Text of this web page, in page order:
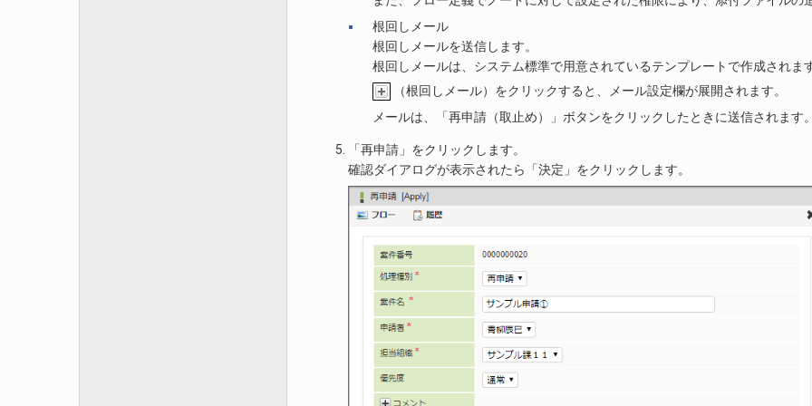
根回しメール
根回しメールを送信します。
根回しメールは、システム標準で用意されているテンプレートで作成されます
（根回しメール）をクリックすると、メール設定欄が展開されます。
メールは、「再申請（取止め）」ボタンをクリックしたときに送信されます。
「再申請」をクリックします。
確認ダイアログが表示されたら「決定」をクリックします。